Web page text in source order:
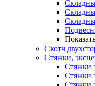
Скотч
Стяжки,
Cтяжки
Стяжки